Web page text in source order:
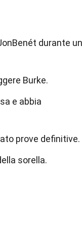
durante un
Burke.
e abbia
prove definitive.
sorella.